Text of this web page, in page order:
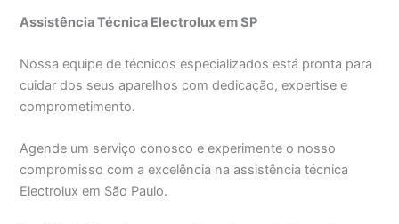
Assistência Técnica Electrolux em SP
Nossa equipe de técnicos especializados está pronta para
cuidar dos seus aparelhos com dedicação, expertise e
comprometimento.
Agende um serviço conosco e experimente o nosso
compromisso com a excelência na assistência técnica
Electrolux em São Paulo.